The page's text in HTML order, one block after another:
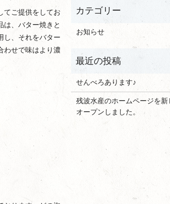
てご提供をしてお
は、バター焼きと
し、それをバター
わせで味はより濃
お知らせ
せんべろあります♪
残波水産のホームページを新
オープンしました。